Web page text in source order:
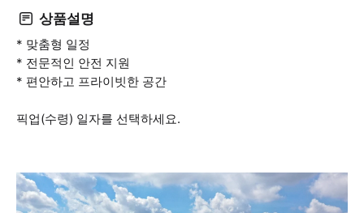
상품설명
* 맞춤형 일정
* 전문적인 안전 지원
* 편안하고 프라이빗한 공간
픽업(수령) 일자를 선택하세요.